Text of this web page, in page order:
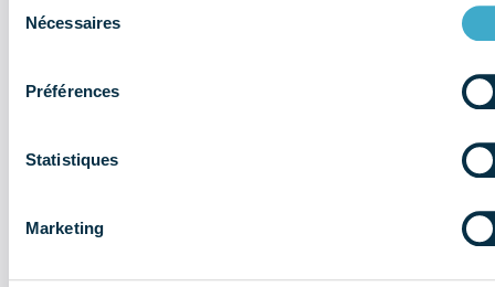
Nécessaires
Préférences
Statistiques
Marketing
Il y a 1 an
qu’il faut retenir pour le secteur
Document